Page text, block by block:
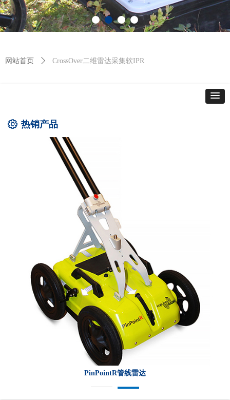
网站首页 ꄲ CrossOver二维雷达采集软IPR
CO4080
ꂉ 热销产品